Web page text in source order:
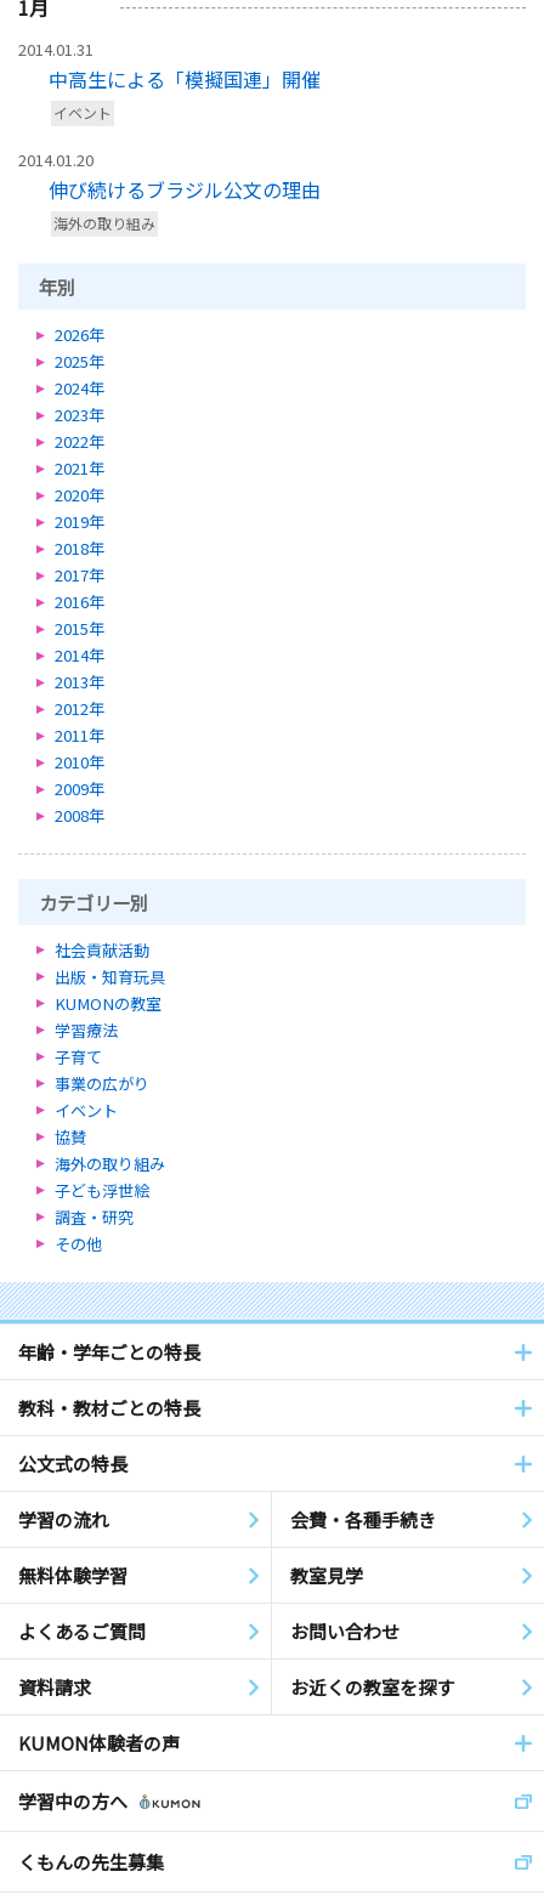
1月
2014.01.31
中高生による「模擬国連」開催
イベント
2014.01.20
伸び続けるブラジル公文の理由
海外の取り組み
年別
2026年
2025年
2024年
2023年
2022年
2021年
2020年
2019年
2018年
2017年
2016年
2015年
2014年
2013年
2012年
2011年
2010年
2009年
2008年
カテゴリー別
社会貢献活動
出版・知育玩具
KUMONの教室
学習療法
子育て
事業の広がり
イベント
協賛
海外の取り組み
子ども浮世絵
調査・研究
その他
年齢・学年ごとの特長
教科・教材ごとの特長
公文式の特長
学習の流れ 会費・各種手続き
無料体験学習 教室見学
よくあるご質問 お問い合わせ
資料請求 お近くの教室を探す
KUMON体験者の声
学習中の方へ
くもんの先生募集